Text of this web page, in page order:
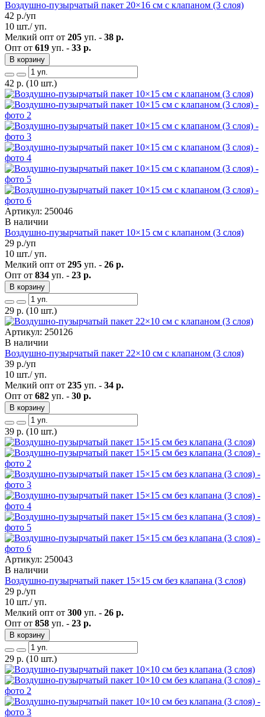
Воздушно-пузырчатый пакет 20×16 см с клапаном (3 слоя)
42 р./уп
10 шт./ уп.
Мелкий опт от 205 уп. - 38 р.
Опт от 619 уп. - 33 р.
В корзину
42 р. (10 шт.)
Артикул: 250046
В наличии
Воздушно-пузырчатый пакет 10×15 см с клапаном (3 слоя)
29 р./уп
10 шт./ уп.
Мелкий опт от 295 уп. - 26 р.
Опт от 834 уп. - 23 р.
В корзину
29 р. (10 шт.)
Артикул: 250126
В наличии
Воздушно-пузырчатый пакет 22×10 см с клапаном (3 слоя)
39 р./уп
10 шт./ уп.
Мелкий опт от 235 уп. - 34 р.
Опт от 682 уп. - 30 р.
В корзину
39 р. (10 шт.)
Артикул: 250043
В наличии
Воздушно-пузырчатый пакет 15×15 см без клапана (3 слоя)
29 р./уп
10 шт./ уп.
Мелкий опт от 300 уп. - 26 р.
Опт от 858 уп. - 23 р.
В корзину
29 р. (10 шт.)